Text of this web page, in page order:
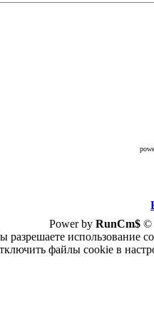
Power by RunCm$ ©
использование
файлы cookie в